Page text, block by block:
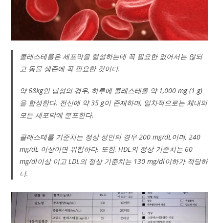
콜레스테롤은 세포막을 형성하는데 꼭 필요한 없어서는 않되
고 동물 생존에 꼭 필요한 것이다.
약 68kg인 남성의 경우, 하루에 콜레스테롤 약 1,000 mg (1 g)
을 합성한다. 전신에 약 35 g이 존재하며, 일차적으로는 체내의
모든 세포막에 분포한다.
콜레스테롤 기준치는 정상 성인의 경우 200 mg/dL이며, 240
mg/dL 이상이면 위험하다. 또한, HDL의 정상 기준치는 60
mg/dl이상 이고 LDL의 정상 기준치는 130 mg/dl이하가 적당하
다.